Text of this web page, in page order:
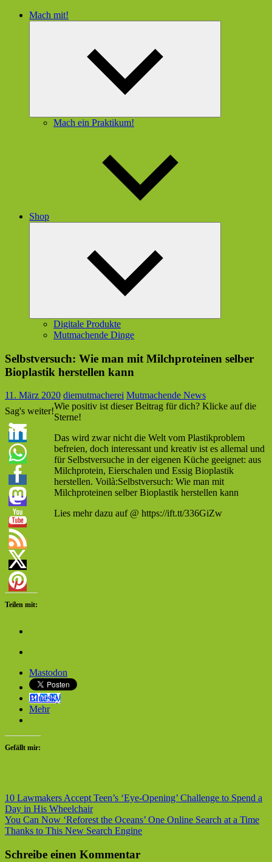
Mach mit!
Mach ein Praktikum!
Shop
Digitale Produkte
Mutmachende Dinge
Selbstversuch: Wie man mit Milchproteinen selber
Bioplastik herstellen kann
11. März 2020 diemutmacherei Mutmachende News
Sag's weiter!Wie positiv ist dieser Beitrag für dich? Klicke auf die
Sterne!
Das wird zwar nicht die Welt vom Plastikproblem
befreien, doch interessant und kreativ ist es allemal und
für Selbstversuche in der eigenen Küche geeignet: aus
Milchprotein, Eierschalen und Essig Bioplastik
herstellen. Voilà:Selbstversuch: Wie man mit
Milchproteinen selber Bioplastik herstellen kann
Lies mehr dazu auf @ https://ift.tt/336GiZw
Teilen mit:
Mastodon
Bluesky
Mehr
Gefällt mir:
Beitragsnavigation
Vorheriger
Beitrag:
10 Lawmakers Accept Teen’s ‘Eye-Opening’ Challenge to Spend a
Day in His Wheelchair
Nächster
Beitrag:
You Can Now ‘Reforest the Oceans’ One Online Search at a Time
Thanks to This New Search Engine
Schreibe einen Kommentar